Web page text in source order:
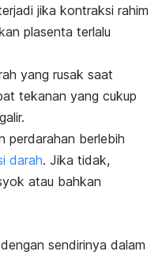
jika kontraksi rahim
plasenta terlalu
yang rusak saat
tekanan yang cukup
perdarahan berlebih
darah. Jika tidak,
atau bahkan
sendirinya dalam